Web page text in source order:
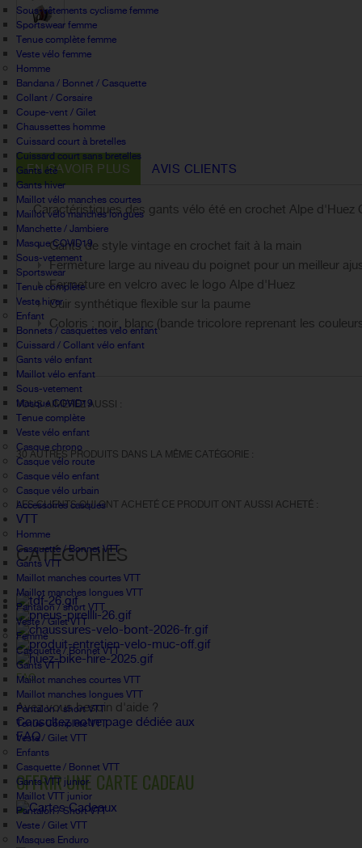
Sous-vêtements cyclisme femme
Sportswear femme
Tenue complète femme
Veste vélo femme
Homme
Bandana / Bonnet / Casquette
Collant / Corsaire
Coupe-vent / Gilet
Chaussettes homme
Cuissard court à bretelles
Cuissard court sans bretelles
Gants été
Gants hiver
Maillot vélo manches courtes
Maillot vélo manches longues
Manchette / Jambiere
Masque COVID19
Sous-vetement
Sportswear
Tenue complète
Veste hiver
Enfant
Bonnets / casquettes velo enfant
Cuissard / Collant vélo enfant
Gants vélo enfant
Maillot vélo enfant
Sous-vetement
Masque COVID19
Tenue complète
Veste vélo enfant
Casque chrono
Casque vélo route
Casque vélo enfant
Casque vélo urbain
Accessoires casques
VTT
Homme
Casquette / Bonnet VTT
Gants VTT
Maillot manches courtes VTT
Maillot manches longues VTT
Pantalon / short VTT
Veste / Gilet VTT
Femme
Casquette / Bonnet VTT
Gants VTT
Maillot manches courtes VTT
Maillot manches longues VTT
Pantalon / short VTT
Tenue Complète VTT
Veste / Gilet VTT
Enfants
Casquette / Bonnet VTT
Gants VTT junior
Maillot VTT junior
Pantalon / Short VTT
Veste / Gilet VTT
Masques Enduro
EN SAVOIR PLUS AVIS CLIENTS
Caractéristiques des gants vélo été en crochet Alpe d'Huez
Gants de style vintage en crochet fait à la main
Fermeture large au niveau du poignet pour un meilleur
Fermeture en velcro avec le logo Alpe d'Huez
Cuir synthétique flexible sur la paume
Coloris : noir, blanc (bande tricolore reprenant les
VOUS AIMEREZ AUSSI :
30 AUTRES PRODUITS DANS LA MÊME CATÉGORIE :
LES CLIENTS QUI ONT ACHETÉ CE PRODUIT ONT AUSSI ACHETÉ :
CATÉGORIES
FAQ
Avez vous besoin d'aide ?
Consultez notre page dédiée aux
FAQ.
OFFRIR UNE CARTE CADEAU